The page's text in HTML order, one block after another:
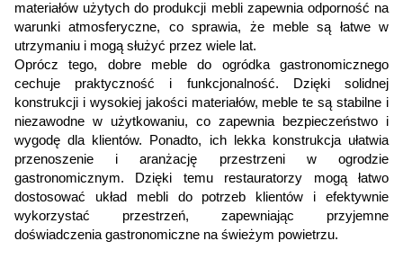
materiałów użytych do produkcji mebli zapewnia odporność na
warunki atmosferyczne, co sprawia, że meble są łatwe w
utrzymaniu i mogą służyć przez wiele lat.
Oprócz tego, dobre meble do ogródka gastronomicznego
cechuje praktyczność i funkcjonalność. Dzięki solidnej
konstrukcji i wysokiej jakości materiałów, meble te są stabilne i
niezawodne w użytkowaniu, co zapewnia bezpieczeństwo i
wygodę dla klientów. Ponadto, ich lekka konstrukcja ułatwia
przenoszenie i aranżację przestrzeni w ogrodzie
gastronomicznym. Dzięki temu restauratorzy mogą łatwo
dostosować układ mebli do potrzeb klientów i efektywnie
wykorzystać przestrzeń, zapewniając przyjemne
doświadczenia gastronomiczne na świeżym powietrzu.